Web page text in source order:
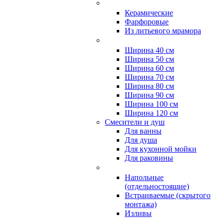
Керамические
Фарфоровые
Из литьевого мрамора
Ширина 40 см
Ширина 50 см
Ширина 60 см
Ширина 70 см
Ширина 80 см
Ширина 90 см
Ширина 100 см
Ширина 120 см
Смесители и душ
Для ванны
Для душа
Для кухонной мойки
Для раковины
Напольные
(отдельностоящие)
Встраиваемые (скрытого
монтажа)
Изливы